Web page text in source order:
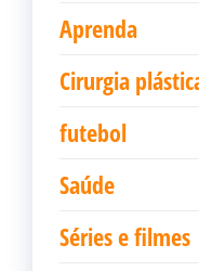
Aprenda
Cirurgia
futebol
Saúde
Séries e filmes